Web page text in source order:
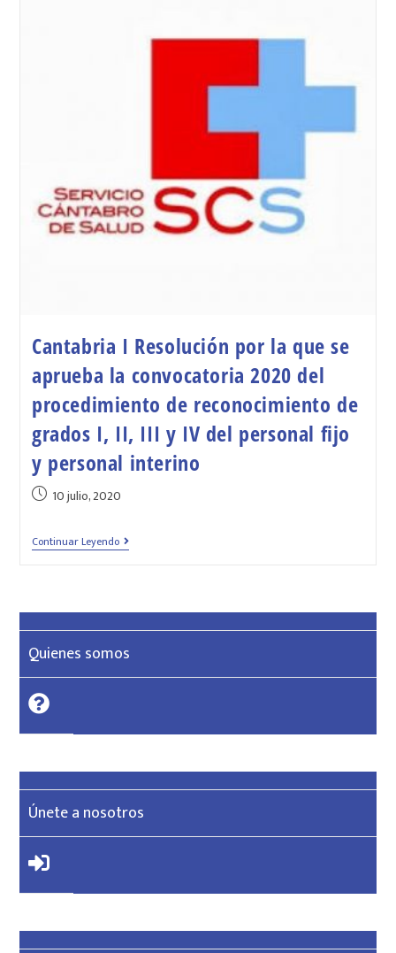
Cantabria I Resolución por la que se
aprueba la convocatoria 2020 del
procedimiento de reconocimiento de
grados I, II, III y IV del personal fijo
y personal interino
10 julio, 2020
Continuar Leyendo
Quienes somos
Únete a nosotros